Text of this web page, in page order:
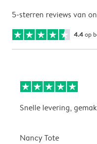
5-sterren reviews van
4.4op
Snelle levering,
Nancy Tote